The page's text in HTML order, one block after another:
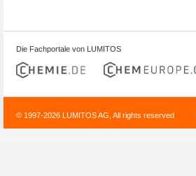
Die Fachportale von LUMITOS
© 1997-2026 LUMITOS AG, All rights reserved